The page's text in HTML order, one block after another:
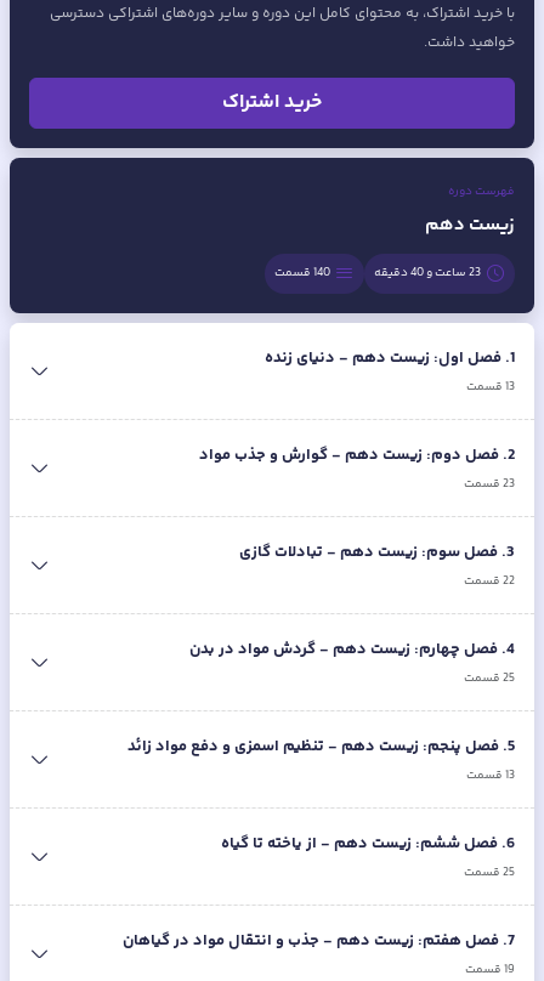
با خرید اشتراک، به محتوای کامل این دوره و سایر دوره‌های اشتراکی دسترسی
خواهید داشت.
خرید اشتراک
فهرست دوره
زیست دهم
23 ساعت و 40 دقیقه 140قسمت
1
. فصل اول: زیست دهم - دنیای زنده
13قسمت
2
. فصل دوم: زیست دهم - گوارش و جذب مواد
23قسمت
3
. فصل سوم: زیست دهم - تبادلات گازی
22قسمت
4
. فصل چهارم: زیست دهم - گردش مواد در بدن
25قسمت
5
. فصل پنجم: زیست دهم - تنظیم اسمزی و دفع مواد زائد
13قسمت
6
. فصل ششم: زیست دهم - از یاخته تا گیاه
25قسمت
7
. فصل هفتم: زیست دهم - جذب و انتقال مواد در گیاهان
19قسمت